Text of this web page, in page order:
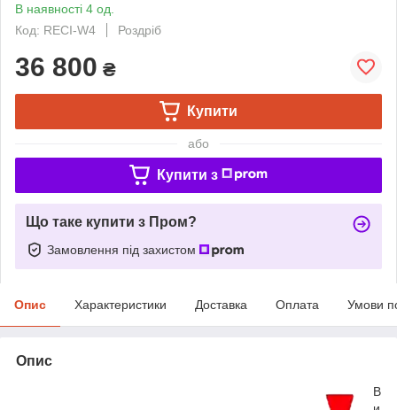
В наявності 4 од.
Код: RECI-W4
Роздріб
36 800 ₴
Купити
або
Купити з
Що таке купити з Пром?
Замовлення під захистом
Опис Характеристики Доставка Оплата Умови
Опис
В